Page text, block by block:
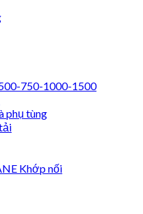
750-1000-1500
phụ tùng
Khớp nối